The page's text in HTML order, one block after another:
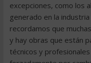
excepciones, como los
generado en la
recordamos que
y hay obras que están
técnicos y